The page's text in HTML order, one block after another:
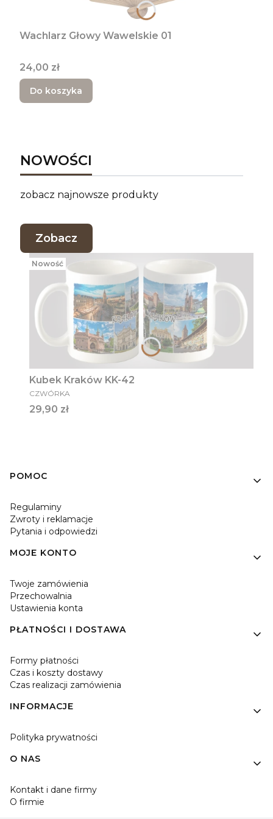
Wachlarz Głowy Wawelskie 01
Cena
24,00 zł
Do koszyka
NOWOŚCI
zobacz najnowsze produkty
Zobacz
Nowość
Kubek Kraków KK-42
PRODUCENT
CZWÓRKA
Cena
29,90 zł
Linki w stopce
POMOC
Regulaminy
Zwroty i reklamacje
Pytania i odpowiedzi
MOJE KONTO
Twoje zamówienia
Przechowalnia
Ustawienia konta
PŁATNOŚCI I DOSTAWA
Formy płatności
Czas i koszty dostawy
Czas realizacji zamówienia
INFORMACJE
Polityka prywatności
O NAS
Kontakt i dane firmy
O firmie